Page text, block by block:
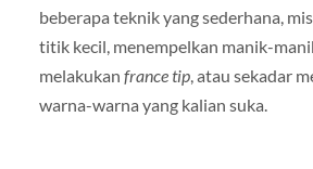
beberapa teknik yang sederhana,
titik kecil, menempelkan manik-
melakukan france tip, atau sekadar
warna-warna yang kalian suka.